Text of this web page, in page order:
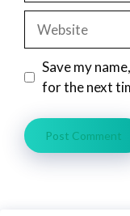
Save my
for the next